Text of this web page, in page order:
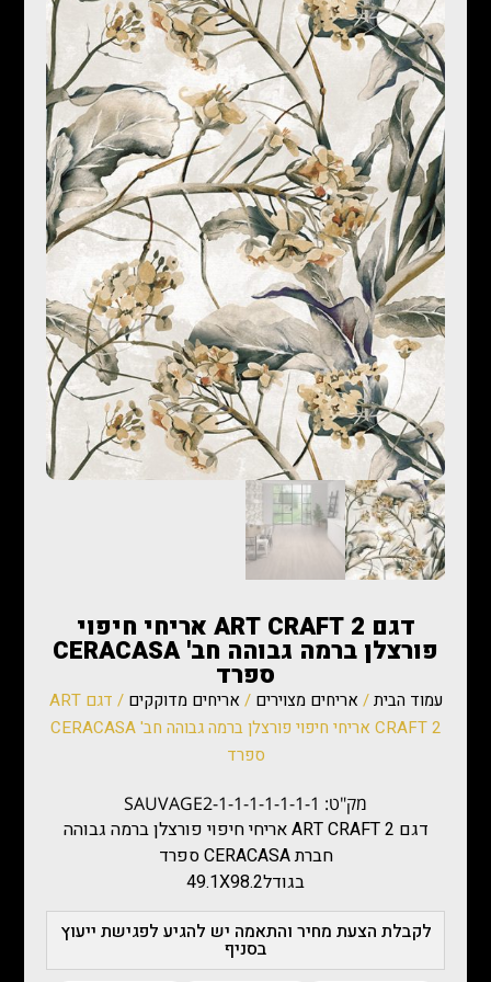
דגם ART CRAFT 2 אריחי חיפוי
פורצלן ברמה גבוהה חב' CERACASA
ספרד
עמוד הבית/ אריחים מצוירים / אריחים מדוקקים
/ דגם ART
CRAFT 2 אריחי חיפוי פורצלן ברמה גבוהה חב' CERACASA
ספרד
מק"ט: SAUVAGE2-1-1-1-1-1-1-1
דגם ART CRAFT 2 אריחי חיפוי פורצלן ברמה גבוהה
חברת CERACASA ספרד
בגודל49.1X98.2
לקבלת הצעת מחיר והתאמה יש להגיע לפגישת ייעוץ
בסניף